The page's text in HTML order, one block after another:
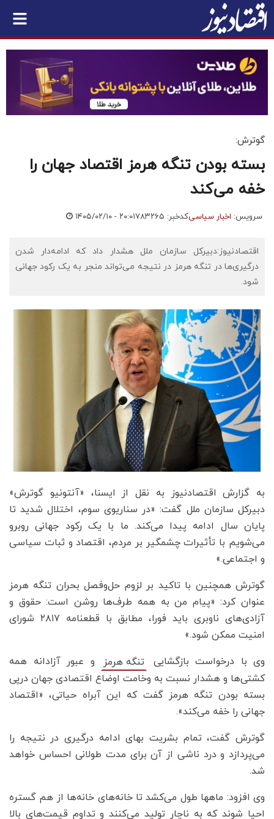
گوترش:
بسته بودن تنگه هرمز اقتصاد جهان را
خفه می‌کند
سرویس: اخبار سیاسیکدخبر: ۷۸۳۲۶۵ ۱۴۰۵/۰۲/۱۰ - ۲۰:۰۱
اقتصادنیوز:دبیرکل سازمان ملل هشدار داد که ادامه‌دار شدن
درگیری‌ها در تنگه هرمز در نتیجه می‌تواند منجر به یک رکود جهانی
شود.
به گزارش اقتصادنیوز به نقل از ایسنا، «آنتونیو گوترش»
دبیرکل سازمان ملل گفت: «در سناریوی سوم، اختلال شدید تا
پایان سال ادامه پیدا می‌کند. ما با یک رکود جهانی روبرو
می‌شویم با تأثیرات چشمگیر بر مردم، اقتصاد و ثبات سیاسی
و اجتماعی.»
گوترش همچنین با تاکید بر لزوم حل‌وفصل بحران تنگه هرمز
عنوان کرد: «پیام من به همه طرف‌ها روشن است: حقوق و
آزادی‌های ناوبری باید فورا، مطابق با قطعنامه ۲۸۱۷ شورای
امنیت ممکن شود.»
وی با درخواست بازگشایی
تنگه هرمز
و عبور آزادانه همه
کشتی‌ها و هشدار نسبت به وخامت اوضاع اقتصادی جهان درپی
بسته بودن تنگه هرمز گفت که این آبراه حیاتی، «اقتصاد
جهانی را خفه می‌کند».
گوترش گفت، تمام بشریت بهای ادامه درگیری در نتیجه را
می‌پردازد و درد ناشی از آن برای مدت طولانی احساس خواهد
شد.
وی افزود: ماهها طول می‌کشد تا خانه‌های خانه‌ها از هم گستره
احیا شوند که به ناچار تولید می‌کنند و تداوم قیمت‌های بالا